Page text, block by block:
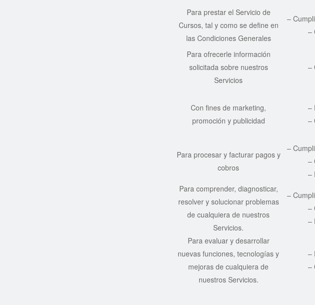
Para prestar el Servicio de
Cursos, tal y como se define en
las Condiciones Generales
–
–
Para ofrecerle información
solicitada sobre nuestros
Servicios
–
Con fines de marketing,
promoción y publicidad
–
–
Para procesar y facturar pagos y
cobros
–
–
–
Para comprender, diagnosticar,
resolver y solucionar problemas
de cualquiera de nuestros
Servicios.
–
–
–
Para evaluar y desarrollar
nuevas funciones, tecnologías y
mejoras de cualquiera de
nuestros Servicios.
–
–